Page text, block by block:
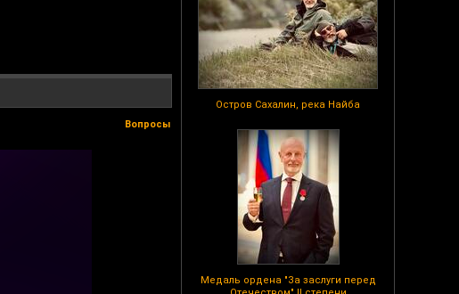
Остров Сахалин, река Найба
Медаль ордена "За заслуги перед
Вопросы